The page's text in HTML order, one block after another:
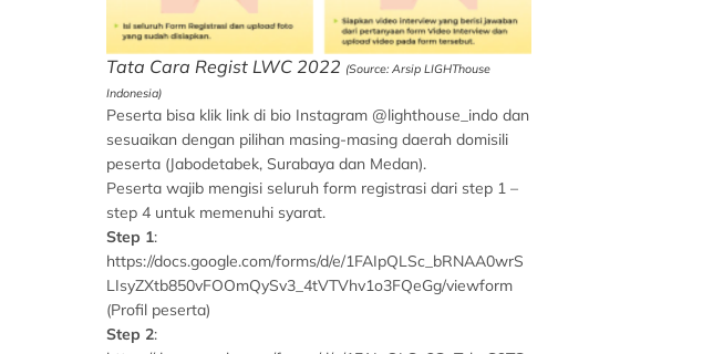
Tata Cara Regist LWC 2022 (Source: Arsip LIGHThouse
Indonesia)
Peserta bisa klik link di bio Instagram @lighthouse_indo dan
sesuaikan dengan pilihan masing-masing daerah domisili
peserta (Jabodetabek, Surabaya dan Medan).
Peserta wajib mengisi seluruh form registrasi dari step 1 –
step 4 untuk memenuhi syarat.
Step 1:
https://docs.google.com/forms/d/e/1FAIpQLSc_bRNAA0wrS
LIsyZXtb850vFOOmQySv3_4tVTVhv1o3FQeGg/viewform
(Profil peserta)
Step 2: